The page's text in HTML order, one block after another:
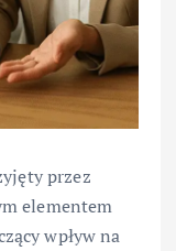
przez
elementem
wpływ na